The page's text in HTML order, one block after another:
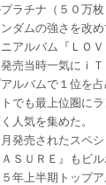
ラチナ（５０万枚
ダムの強さを改め
ニアルバム『ＬＯ
売当時一気にｉ
ルバムで１位を
でも最上位圏に
人気を集めた。
発売されたスペ
ＡＳＵＲＥ』もビ
５年上半期トップ